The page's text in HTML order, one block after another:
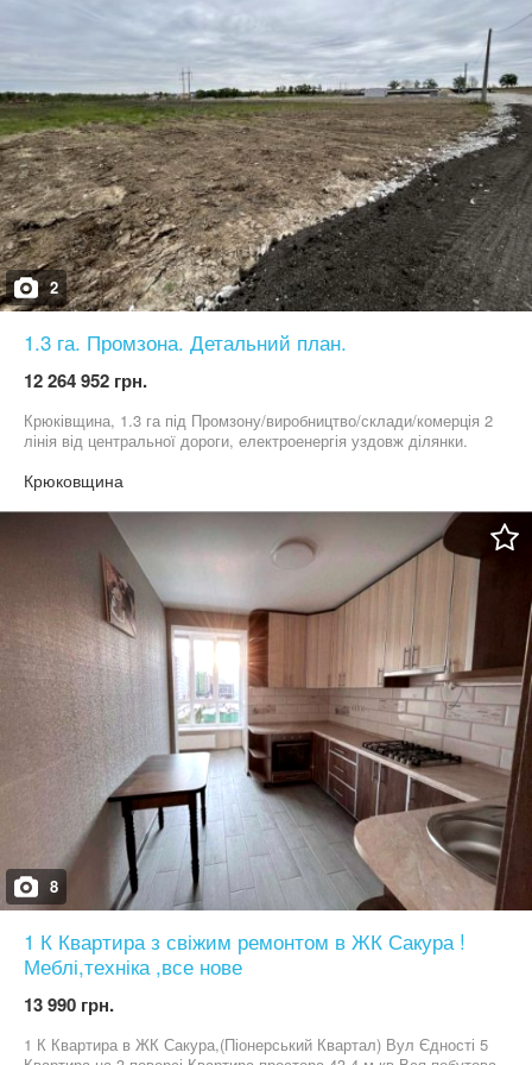
обміняю на житло в Фастівському, Обухівському районі,
можливий обмін на 2 будинки (45-70.000уе -один будинок)+Ваша
доплата.Ціна 1 сотки=3000уе.
2
1.3 га. Промзона. Детальний план.
12 264 952 грн.
Крюківщина, 1.3 га під Промзону/виробництво/склади/комерція 2
лінія від центральної дороги, електроенергія уздовж ділянки.
Крюковщина
8
1 К Квартира з свіжим ремонтом в ЖК Сакура !
Меблі,техніка ,все нове
13 990 грн.
1 К Квартира в ЖК Сакура,(Піонерський Квартал) Вул Єдності 5